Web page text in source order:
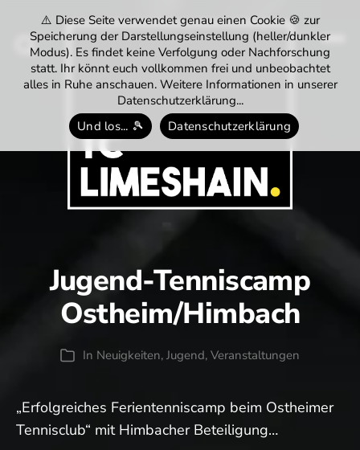
Jugend-Tenniscamp
Ostheim/Himbach
Kategorien
In Neuigkeiten, Jugend, Veranstaltungen
„Erfolgreiches Ferientenniscamp beim Ostheimer
Tennisclub“ mit Himbacher Beteiligung…
⚠️ Diese Seite verwendet genau einen Cookie 🍪 zur
Speicherung der Darstellungseinstellung (heller/dunkler
Modus). Es findet keine Verfolgung oder Nachforschung
statt. Ihr könnt euch vollkommen frei und unbeobachtet
alles in Ruhe anschauen. Weitere Informationen in unserer
Datenschutzerklärung...
Und los... 🎾
Datenschutzerklärung